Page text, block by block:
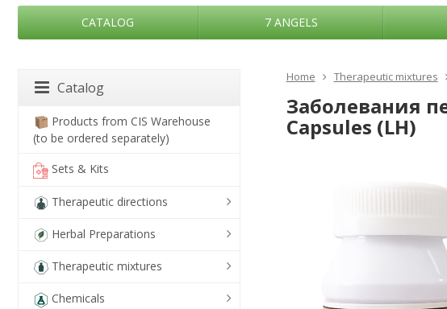
CATALOG 7 ANGELS
Home Therapeutic mixtures
Заболевания
Capsules (LH)
Catalog
Products from CIS Warehouse
(to be ordered separately)
Sets & Kits
Therapeutic directions
Herbal Preparations
Therapeutic mixtures
Chemicals